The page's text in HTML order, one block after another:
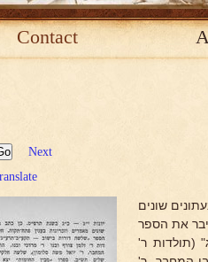
Contact
Next
שונים
את הספר
(תולדות ר'